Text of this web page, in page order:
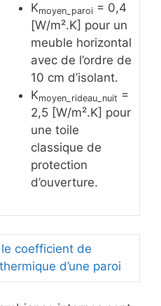
Kmoyen_paroi = 0,4
[W/m².K] pour un
meuble horizontal
avec de l’ordre de
10 cm d’isolant.
Kmoyen_rideau_nuit =
2,5 [W/m².K] pour
une toile
classique de
protection
d’ouverture.
coefficient de
d’une paroi